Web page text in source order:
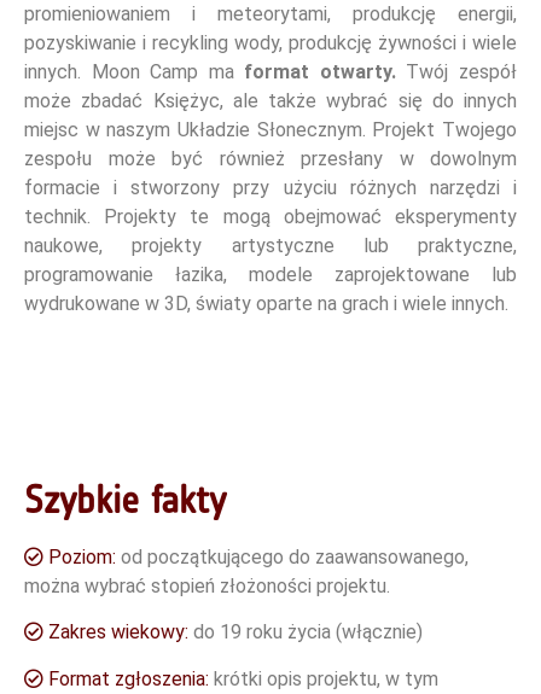
promieniowaniem i meteorytami, produkcję energii,
pozyskiwanie i recykling wody, produkcję żywności i wiele
innych. Moon Camp ma format otwarty. Twój zespół
może zbadać Księżyc, ale także wybrać się do innych
miejsc w naszym Układzie Słonecznym. Projekt Twojego
zespołu może być również przesłany w dowolnym
formacie i stworzony przy użyciu różnych narzędzi i
technik. Projekty te mogą obejmować eksperymenty
naukowe, projekty artystyczne lub praktyczne,
programowanie łazika, modele zaprojektowane lub
wydrukowane w 3D, światy oparte na grach i wiele innych.
Szybkie fakty
Poziom: od początkującego do zaawansowanego,
można wybrać stopień złożoności projektu.
Zakres wiekowy: do 19 roku życia (włącznie)
Format zgłoszenia: krótki opis projektu, w tym